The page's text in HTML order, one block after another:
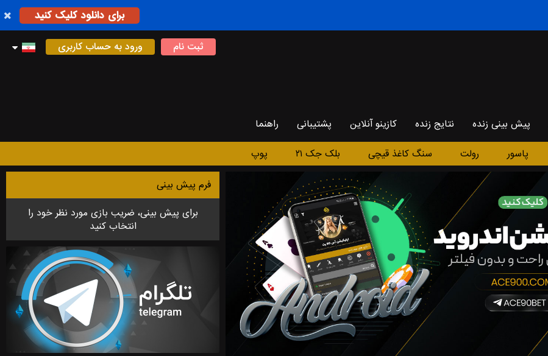
برای دانلود کلیک کنید
ثبت نام ورود به حساب کاربری
پیش بینی زنده نتایج زنده کازینو آنلاین پشتیبانی راهنما
پاسور رولت سنگ کاغذ قیچی بلک جک ۲۱ پوپ
فرم پیش بینی
برای پیش بینی، ضریب بازی مورد نظر خود را
انتخاب کنید